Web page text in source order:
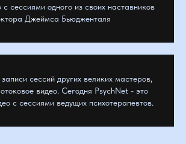
с сессиями одного из своих наставников
Джеймса Бьюдженталя
сессий других великих мастеров,
видео. Сегодня PsychNet - это
с сессиями ведущих психотерапевтов.